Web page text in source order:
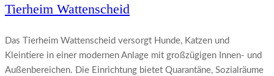
Tierheim Wattenscheid
Das Tierheim Wattenscheid versorgt Hunde, Katzen und
Kleintiere in einer modernen Anlage mit großzügigen Innen- und
Außenbereichen. Die Einrichtung bietet Quarantäne, Sozialräume